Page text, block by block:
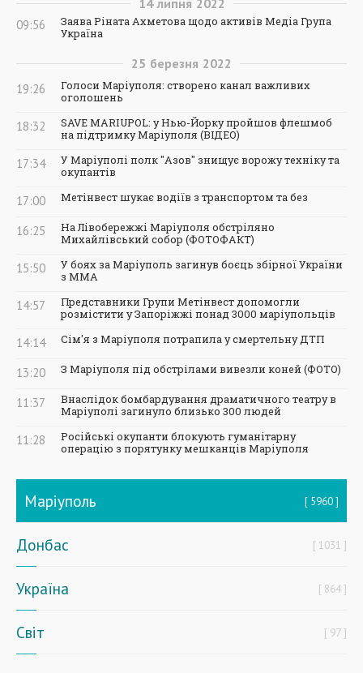
14 липня 2022
09:56
Заява Ріната Ахметова щодо активів Медіа Група
Україна
25 березня 2022
19:26
Голоси Маріуполя: створено канал важливих
оголошень
18:32
SAVE MARIUPOL: у Нью-Йорку пройшов флешмоб
на підтримку Маріуполя (ВІДЕО)
17:34
У Маріуполі полк "Азов" знищує ворожу техніку та
окупантів
17:00 Метінвест шукає водіїв з транспортом та без
16:25
На Лівобережжі Маріуполя обстріляно
Михайлівський собор (ФОТОФАКТ)
15:50
У боях за Маріуполь загинув боєць збірної України
з ММА
14:57
Представники Групи Метінвест допомогли
розмістити у Запоріжжі понад 3000 маріупольців
14:14 Сім'я з Маріуполя потрапила у смертельну ДТП
13:20 З Маріуполя під обстрілами вивезли коней (ФОТО)
11:37
Внаслідок бомбардування драматичного театру в
Маріуполі загинуло близько 300 людей
11:28
Російські окупанти блокують гуманітарну
операцію з порятунку мешканців Маріуполя
Маріуполь 5960
Донбас 1031
Україна 864
Світ 97